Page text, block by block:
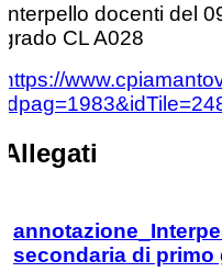
Interpello docenti del
grado CL A028
https://
Allegati
secondaria di primo